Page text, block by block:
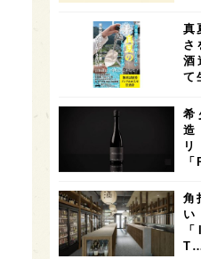
4 アメリカ 4
4 三重県
オーストラリア 台湾
SAKEの時代を生きる
全蔵めぐり 1 シンガポ
群馬県 1 熊本県
真
さ
酒
て
希
造
角